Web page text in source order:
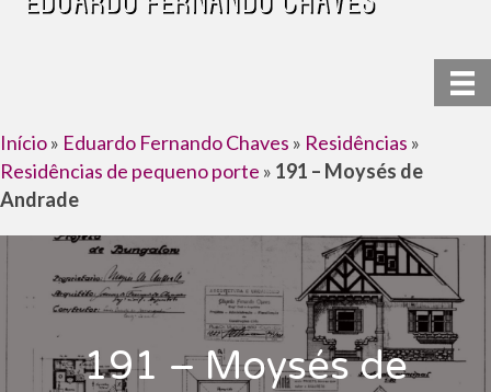
Início» Eduardo Fernando Chaves » Residências »
Residências de pequeno porte » 191 – Moysés de
Andrade
191 – Moysés de